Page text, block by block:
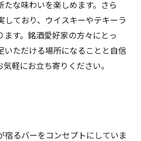
たな味わいを楽しめます。さら
しており、ウイスキーやテキーラ
ます。銘酒愛好家の方々にとっ
いただける場所になることと自信
軽にお立ち寄りください。
宿るバーをコンセプトにしていま